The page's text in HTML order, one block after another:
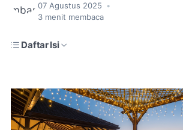
07 Agustus 2025
•
3 menit membaca
Daftar Isi